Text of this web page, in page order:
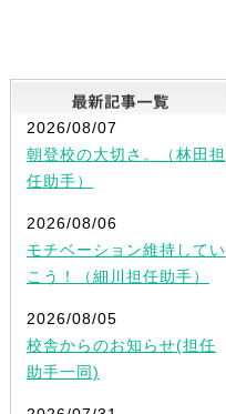
2026/08/07
朝登校の大切さ。（林田担
任助手）
2026/08/06
モチベーション維持してい
こう！（細川担任助手）
2026/08/05
校舎からのお知らせ(担任
助手一同)